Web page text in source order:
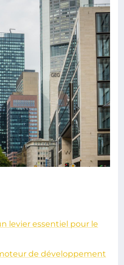
levier essentiel pour le
de développement